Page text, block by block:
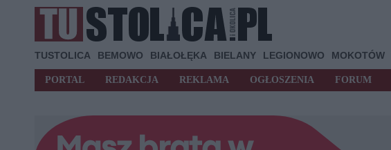
TUSTOLICA BEMOWO BIAŁOŁĘKA BIELANY LEGIONOWO MOKOTÓW
PORTAL REDAKCJA REKLAMA OGŁOSZENIA FORUM